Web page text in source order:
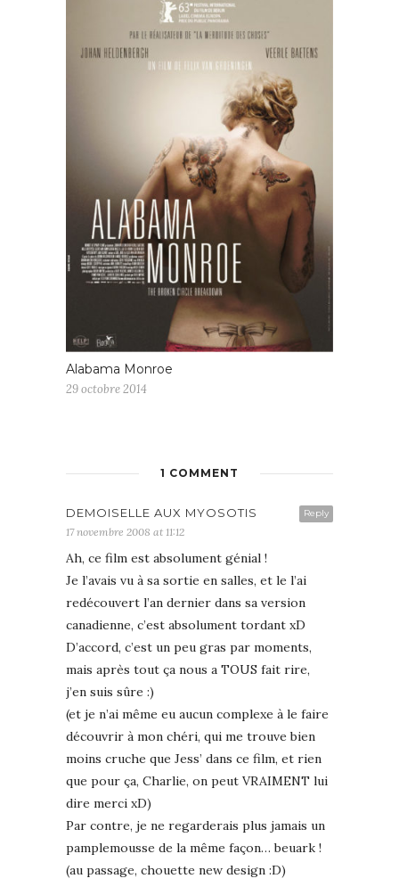
Alabama Monroe
29 octobre 2014
1 COMMENT
Reply
DEMOISELLE AUX MYOSOTIS
17 novembre 2008 at 11:12
Ah, ce film est absolument génial !
Je l’avais vu à sa sortie en salles, et le l’ai
redécouvert l’an dernier dans sa version
canadienne, c’est absolument tordant xD
D’accord, c’est un peu gras par moments,
mais après tout ça nous a TOUS fait rire,
j’en suis sûre :)
(et je n’ai même eu aucun complexe à le faire
découvrir à mon chéri, qui me trouve bien
moins cruche que Jess’ dans ce film, et rien
que pour ça, Charlie, on peut VRAIMENT lui
dire merci xD)
Par contre, je ne regarderais plus jamais un
pamplemousse de la même façon… beuark !
(au passage, chouette new design :D)